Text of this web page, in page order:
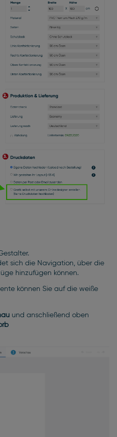
sich die Navigation, über die
hinzufügen können.
können Sie auf die weiße
und anschließend oben